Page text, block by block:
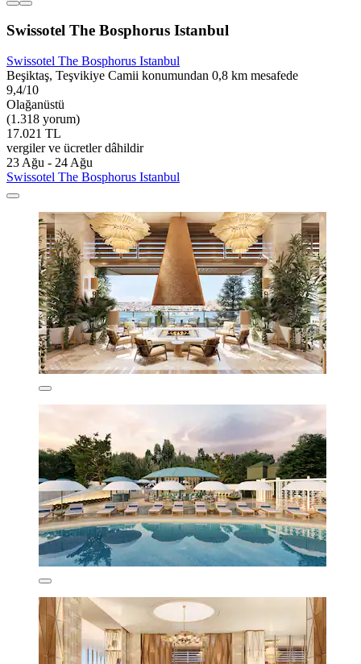
Swissotel The Bosphorus Istanbul
Swissotel The Bosphorus Istanbul
Beşiktaş, Teşvikiye Camii konumundan 0,8 km mesafede
9,4/10
Olağanüstü
(1.318 yorum)
17.021 TL
vergiler ve ücretler dâhildir
23 Ağu - 24 Ağu
Swissotel The Bosphorus Istanbul